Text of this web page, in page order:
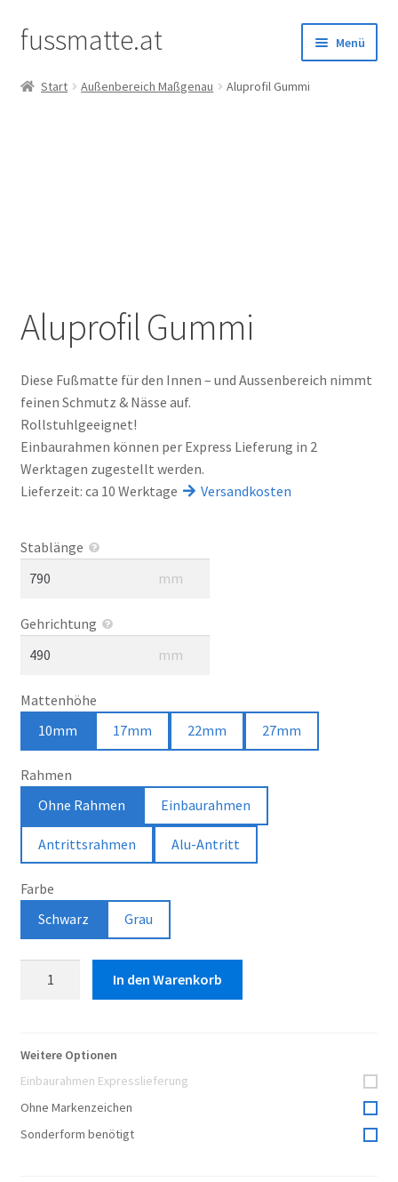
Zur
Navigation
springen
Zum
Inhalt
springen
fussmatte.at Menü
Start Außenbereich Maßgenau Aluprofil Gummi
Aluprofil Gummi
Diese Fußmatte für den Innen – und Aussenbereich nimmt
feinen Schmutz & Nässe auf.
Rollstuhlgeeignet!
Einbaurahmen können per Express Lieferung in 2
Werktagen zugestellt werden.
Lieferzeit: ca 10 Werktage
Versandkosten
Stablänge
mm
Gehrichtung
mm
Mattenhöhe
10mm
17mm 22mm 27mm
Rahmen
Ohne Rahmen
Einbaurahmen
Antrittsrahmen Alu-Antritt
Farbe
Schwarz
Grau
In den Warenkorb
Weitere Optionen
Einbaurahmen Expresslieferung
Ohne Markenzeichen
Sonderform benötigt